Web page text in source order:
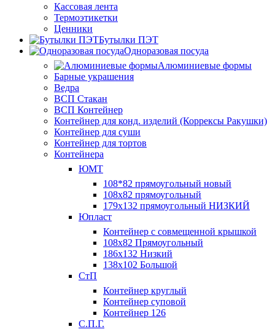
Кассовая лента
Термоэтикетки
Ценники
Бутылки ПЭТ
Одноразовая посуда
Алюминиевые формы
Барные украшения
Ведра
ВСП Стакан
ВСП Контейнер
Контейнер для конд. изделий (Коррексы Ракушки)
Контейнер для суши
Контейнер для тортов
Контейнера
ЮМТ
108*82 прямоугольный новый
108х82 прямоугольный
179х132 прямоугольный НИЗКИЙ
Юпласт
Контейнер с совмещенной крышкой
108х82 Прямоугольный
186х132 Низкий
138х102 Большой
СтП
Контейнер круглый
Контейнер суповой
Контейнер 126
С.П.Г.